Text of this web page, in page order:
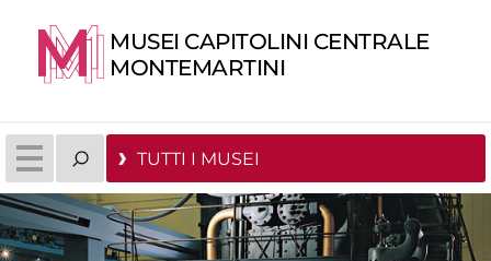
MUSEI CAPITOLINI CENTRALE
MONTEMARTINI
TUTTI I MUSEI